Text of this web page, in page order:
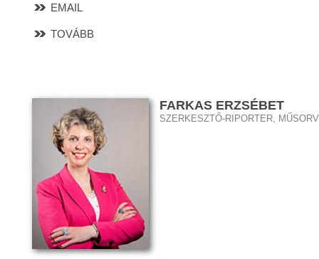
EMAIL
TOVÁBB
FARKAS ERZSÉBET
SZERKESZTŐ-RIPORTER,